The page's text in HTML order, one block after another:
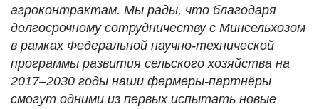
агроконтрактам. Мы рады, что благодаря
долгосрочному сотрудничеству с Минсельхозом
в рамках Федеральной научно-технической
программы развития сельского хозяйства на
2017–2030 годы наши фермеры-партнёры
смогут одними из первых испытать новые